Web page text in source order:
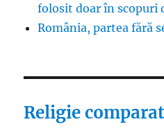
folosit doar în scopuri
România, partea fără
Religie